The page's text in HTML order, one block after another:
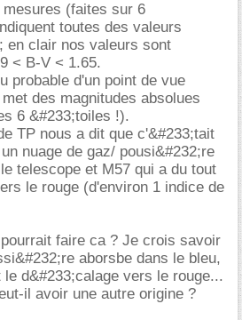
(faites sur 6
toutes des valeurs
en clair nos valeurs sont
< B-V < 1.65.
probable d'un point de vue
des magnitudes absolues
6 &#233;toiles !).
TP nous a dit que c'&#233;tait
nuage de gaz/ pousi&#232;re
telescope et M57 qui a du tout
le rouge (d'environ 1 indice de
faire ca ? Je crois savoir
aborsbe dans le bleu,
d&#233;calage vers le rouge...
il avoir une autre origine ?